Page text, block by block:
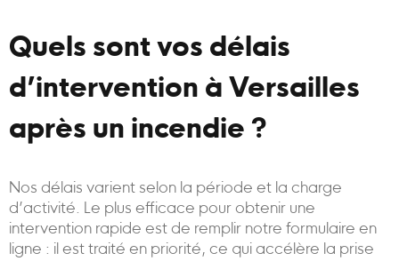
Quels sont vos délais
d’intervention à Versailles
après un incendie ?
Nos délais varient selon la période et la charge
d’activité. Le plus efficace pour obtenir une
intervention rapide est de remplir notre formulaire en
ligne : il est traité en priorité, ce qui accélère la prise